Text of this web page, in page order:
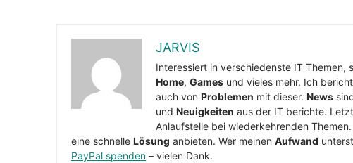
JARVIS
Interessiert in verschiedenste IT Themen,
Home, Games und vieles mehr. Ich
auch von Problemen mit dieser. News
und Neuigkeiten aus der IT berichte.
Anlaufstelle bei wiederkehrenden
eine schnelle Lösung anbieten. Wer meinen Aufwand
PayPal spenden – vielen Dank.